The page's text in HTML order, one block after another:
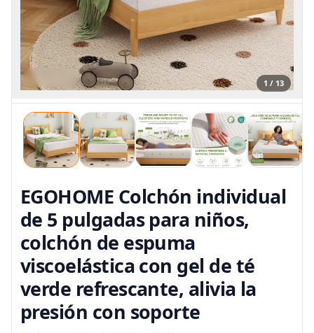
1 / 13
EGOHOME Colchón individual
de 5 pulgadas para niños,
colchón de espuma
viscoelástica con gel de té
verde refrescante, alivia la
presión con soporte